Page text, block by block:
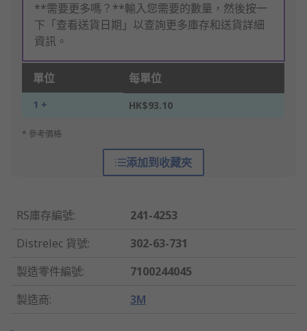
**需要更多嗎？**輸入您需要的數量，然後按一
下「查看送貨日期」以查詢更多庫存和送貨詳細
資訊。
單位 每單位
1 + HK$93.10
* 參考價格
添加到收藏夾
RS庫存編號:
241-4253
Distrelec 貨號:
302-63-731
製造零件編號:
7100244045
製造商: 3M